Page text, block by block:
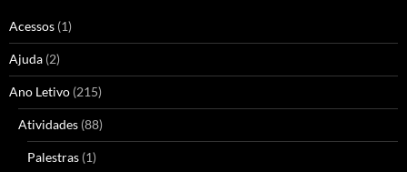
Acessos (1)
Ajuda (2)
Ano Letivo (215)
Atividades (88)
Palestras (1)